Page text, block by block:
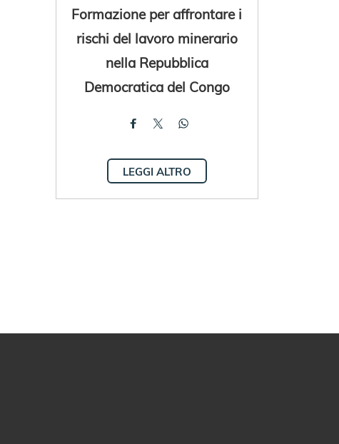
Formazione per affrontare i
rischi del lavoro minerario
nella Repubblica
Democratica del Congo
LEGGI ALTRO